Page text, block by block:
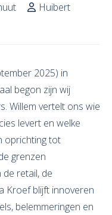
Huibert
2025) in
begon zijn wij
Willem vertelt ons wie
levert en welke
oprichting tot
grenzen
retail, de
Kroef blijft innoveren
belemmeringen en